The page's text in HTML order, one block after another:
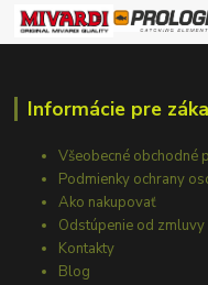
Informácie pre
Všeobecné obchodné
Podmienky ochrany
Ako nakupovať
Odstúpenie od zmluvy
Kontakty
Blog